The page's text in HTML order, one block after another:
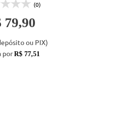
(0)
79,90
ou PIX)
porR$ 77,51